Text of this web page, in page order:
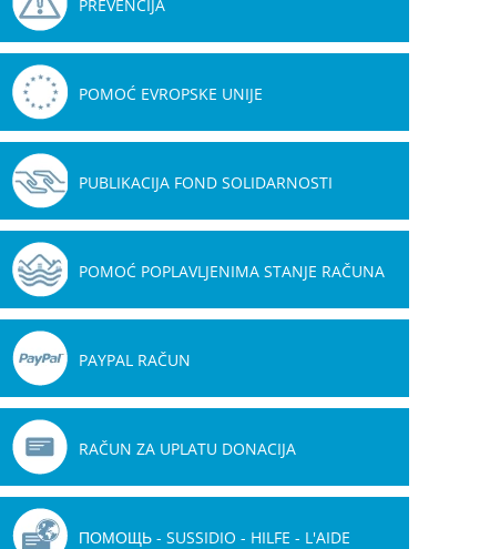
PREVENCIJA
POMOĆ EVROPSKE UNIJE
PUBLIKACIJA FOND SOLIDARNOSTI
POMOĆ POPLAVLJENIMA STANJE RAČUNA
PAYPAL RAČUN
RAČUN ZA UPLATU DONACIJA
ПОМОЩЬ - SUSSIDIO - HILFE - L'AIDE